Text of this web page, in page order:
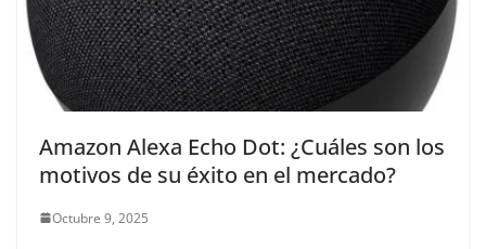
Amazon Alexa Echo Dot: ¿Cuáles son los
motivos de su éxito en el mercado?
Octubre 9, 2025